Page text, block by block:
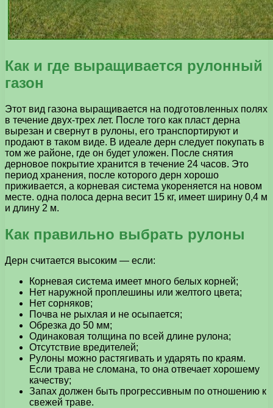
Как и где выращивается рулонный
газон
Этот вид газона выращивается на подготовленных полях
в течение двух-трех лет. После того как пласт дерна
вырезан и свернут в рулоны, его транспортируют и
продают в таком виде. В идеале дерн следует покупать в
том же районе, где он будет уложен. После снятия
дерновое покрытие хранится в течение 24 часов. Это
период хранения, после которого дерн хорошо
приживается, а корневая система укореняется на новом
месте. одна полоса дерна весит 15 кг, имеет ширину 0,4 м
и длину 2 м.
Как правильно выбрать рулоны
Дерн считается высоким — если:
Корневая система имеет много белых корней;
Нет наружной проплешины или желтого цвета;
Нет сорняков;
Почва не рыхлая и не осыпается;
Обрезка до 50 мм;
Одинаковая толщина по всей длине рулона;
Отсутствие вредителей;
Рулоны можно растягивать и ударять по краям.
Если трава не сломана, то она отвечает хорошему
качеству;
Запах должен быть прогрессивным по отношению к
свежей траве.